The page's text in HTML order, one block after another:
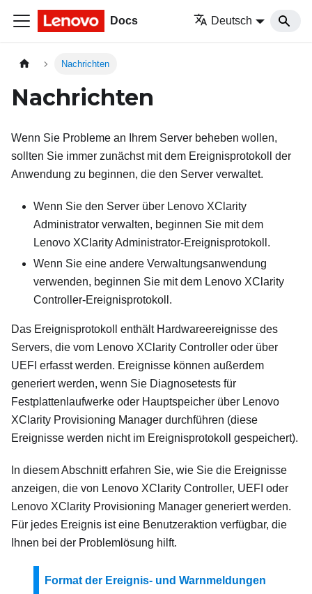
Docs Deutsch
Nachrichten
Nachrichten
Wenn Sie Probleme an Ihrem Server beheben wollen,
sollten Sie immer zunächst mit dem Ereignisprotokoll der
Anwendung zu beginnen, die den Server verwaltet.
Wenn Sie den Server über Lenovo XClarity
Administrator verwalten, beginnen Sie mit dem
Lenovo XClarity Administrator-Ereignisprotokoll.
Wenn Sie eine andere Verwaltungsanwendung
verwenden, beginnen Sie mit dem Lenovo XClarity
Controller-Ereignisprotokoll.
Das Ereignisprotokoll enthält Hardwareereignisse des
Servers, die vom Lenovo XClarity Controller oder über
UEFI erfasst werden. Ereignisse können außerdem
generiert werden, wenn Sie Diagnosetests für
Festplattenlaufwerke oder Hauptspeicher über Lenovo
XClarity Provisioning Manager durchführen (diese
Ereignisse werden nicht im Ereignisprotokoll gespeichert).
In diesem Abschnitt erfahren Sie, wie Sie die Ereignisse
anzeigen, die von Lenovo XClarity Controller, UEFI oder
Lenovo XClarity Provisioning Manager generiert werden.
Für jedes Ereignis ist eine Benutzeraktion verfügbar, die
Ihnen bei der Problemlösung hilft.
Format der Ereignis- und Warnmeldungen